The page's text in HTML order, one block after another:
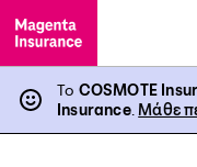
Το COSMOTE
Insurance. Μάθε